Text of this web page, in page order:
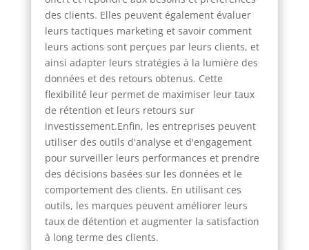
des clients. Elles peuvent également évaluer
leurs tactiques marketing et savoir comment
leurs actions sont perçues par leurs clients, et
ainsi adapter leurs stratégies à la lumière des
données et des retours obtenus. Cette
flexibilité leur permet de maximiser leur taux
de rétention et leurs retours sur
investissement.Enfin, les entreprises peuvent
utiliser des outils d'analyse et d'engagement
pour surveiller leurs performances et prendre
des décisions basées sur les données et le
comportement des clients. En utilisant ces
outils, les marques peuvent améliorer leurs
taux de détention et augmenter la satisfaction
à long terme des clients.